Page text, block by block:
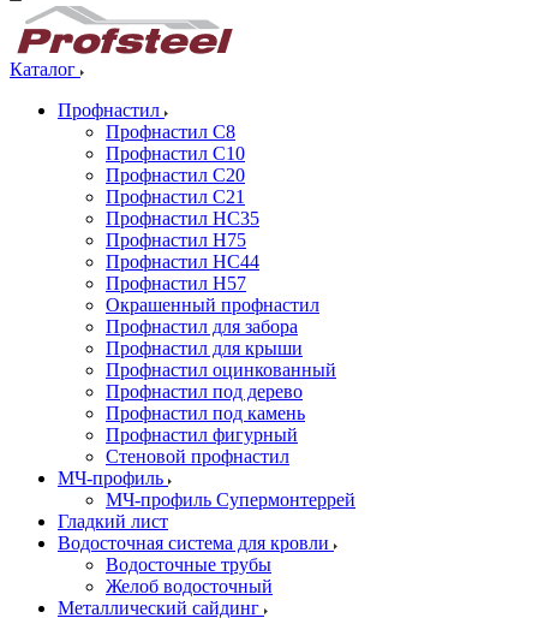
Каталог
Профнастил
Профнастил С8
Профнастил С10
Профнастил С20
Профнастил С21
Профнастил НС35
Профнастил Н75
Профнастил HC44
Профнастил Н57
Окрашенный профнастил
Профнастил для забора
Профнастил для крыши
Профнастил оцинкованный
Профнастил под дерево
Профнастил под камень
Профнастил фигурный
Стеновой профнастил
МЧ-профиль
МЧ-профиль Супермонтеррей
Гладкий лист
Водосточная система для кровли
Водосточные трубы
Желоб водосточный
Металлический сайдинг